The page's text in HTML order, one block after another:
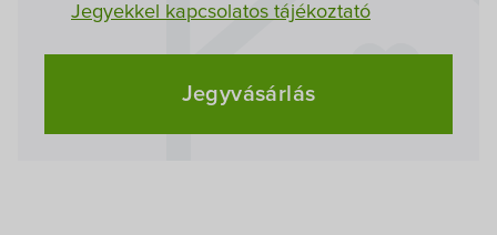
Jegyekkel kapcsolatos tájékoztató
Jegyvásárlás